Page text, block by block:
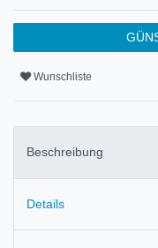
Wunschliste
Beschreibung
Details